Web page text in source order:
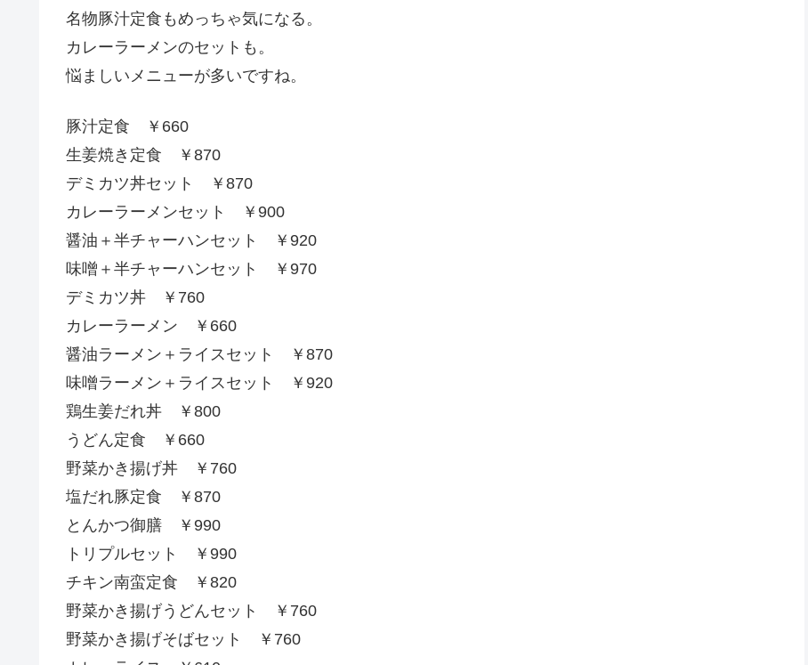
名物豚汁定食もめっちゃ気になる。
カレーラーメンのセットも。
悩ましいメニューが多いですね。
豚汁定食 ￥660
生姜焼き定食 ￥870
デミカツ丼セット ￥870
カレーラーメンセット ￥900
醤油＋半チャーハンセット ￥920
味噌＋半チャーハンセット ￥970
デミカツ丼 ￥760
カレーラーメン ￥660
醤油ラーメン＋ライスセット ￥870
味噌ラーメン＋ライスセット ￥920
鶏生姜だれ丼 ￥800
うどん定食 ￥660
野菜かき揚げ丼 ￥760
塩だれ豚定食 ￥870
とんかつ御膳 ￥990
トリプルセット ￥990
チキン南蛮定食 ￥820
野菜かき揚げうどんセット ￥760
野菜かき揚げそばセット ￥760